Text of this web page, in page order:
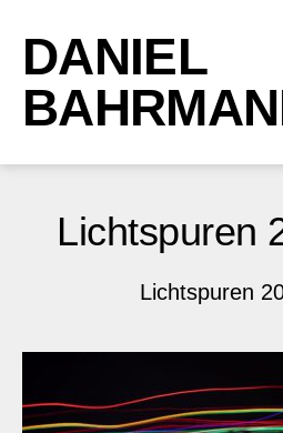
DANIEL
Lichtspuren
Lichtspuren